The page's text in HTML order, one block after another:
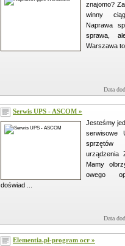
znajomo?
winny
Naprawa
sprawa,
Warszawa
Data
Serwis UPS - ASCOM »
Jesteśmy
serwisowe
sprzętów
urządzenia
Mamy
owego
doświad ...
Data
Elementia.pl-program ocr »